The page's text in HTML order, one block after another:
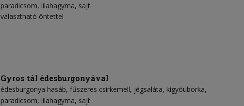
paradicsom lilahagyma sajt
választható öntettel
Gyros tál édesburgonyával
édesburgonya hasáb fűszeres csirkemell jégsaláta kígyóuborka
paradicsom lilahagyma sajt